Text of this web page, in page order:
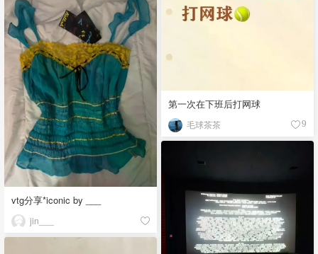
第一次在下班后打网球
毛球茶茶 9
vtg分享*iconic by ___
jin___